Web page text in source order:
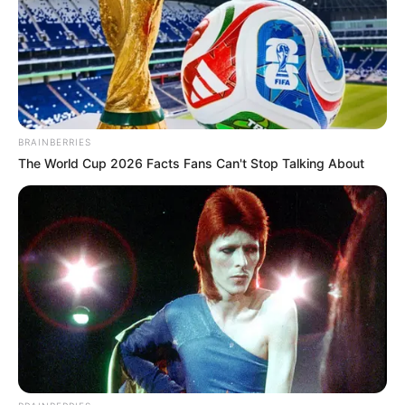
főügyész úgy fogalmazott:
„Felesleges fenntartani egy hamis feszültséget. Azt
kérjük önöktől, hogy nagyon nagy mértékben
erősítsék meg az elsőfokú bíróság által
megállapított büntetőjogi felelősséget, és
A párizsi bíróság korábban két év letöltendő,
valamint két év felfüggesztett szabadságvesztést,
továbbá 100 ezer eurós bírságot szabott ki Le
Penre, ám a politikus – ahogy egész pártja – nem
fogadta el az ítéletet, ezért indult új eljárás.
Mi változhat a fellebbviteli döntéssel?
BRAINBERRIES
The World Cup 2026 Facts Fans Can't Stop Talking About